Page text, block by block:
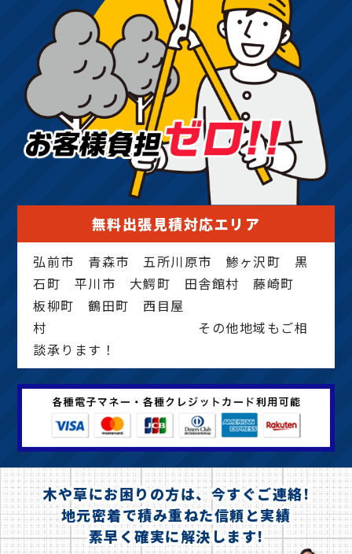
無料出張見積対応エリア
弘前市 青森市 五所川原市 鯵ヶ沢町 黒
石町 平川市 大鰐町 田舎館村 藤崎町
板柳町 鶴田町 西目屋
村 その他地域もご相
談承ります！
木や草にお困りの方は、今すぐご連絡!
地元密着で積み重ねた信頼と実績
素早く確実に解決します!